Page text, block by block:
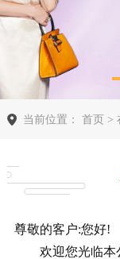
当前位置： 首页 >
尊敬的客户:您好!
欢迎您光临本